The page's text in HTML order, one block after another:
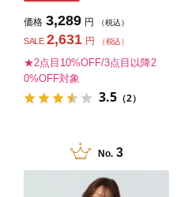
価格 3,289 円 （税込）
SALE 2,631 円 （税込）
★2点目10%OFF/3点目以降2
0%OFF対象
3.5 （2）
No. 3